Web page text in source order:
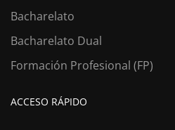
Bacharelato
Bacharelato Dual
Formación Profesional (FP)
ACCESO RÁPIDO